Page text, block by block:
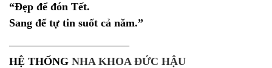
“Đẹp để đón Tết.
Sang để tự tin suốt cả năm.”
———————————
HỆ THỐNG NHA KHOA ĐỨC HẬU